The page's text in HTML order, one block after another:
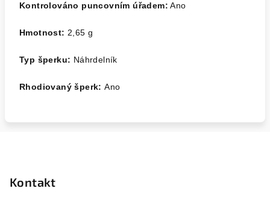
Kontrolováno puncovním úřadem: Ano
Hmotnost: 2,65g
Typ šperku: Náhrdelník
Rhodiovaný šperk:Ano
Kontakt